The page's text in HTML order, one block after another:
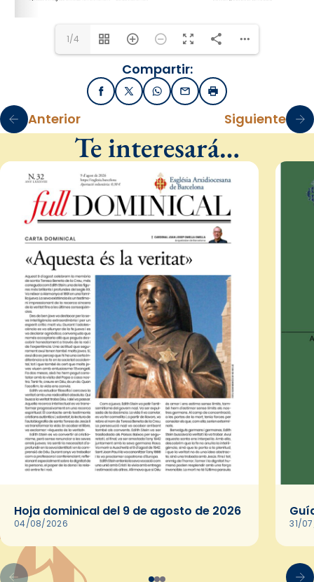
1/4
Compartir:
FacebookX / TwitterWhatsApp
EmailImprimir
Anterior Siguiente
Te interesará…
Hoja dominical del 9 de agosto de 2026
04/08/2026 31/